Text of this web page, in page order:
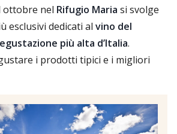
ottobre nel Rifugio Maria si svolge
esclusivi dedicati al vino del
più alta d’Italia.
i prodotti tipici e i migliori